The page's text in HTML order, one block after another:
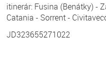
itinerár: Fusina (Benátky) -
Catania - Sorrent -
JD323655271022